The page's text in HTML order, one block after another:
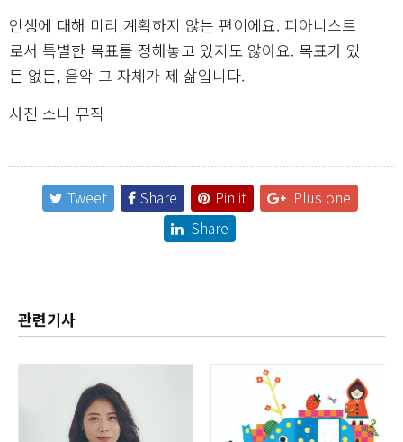
인생에 대해 미리 계획하지 않는 편이에요. 피아니스트
로서 특별한 목표를 정해놓고 있지도 않아요. 목표가 있
든 없든, 음악 그 자체가 제 삶입니다.
사진 소니 뮤직
Tweet Share Pin it
Plus one
Share
관련기사